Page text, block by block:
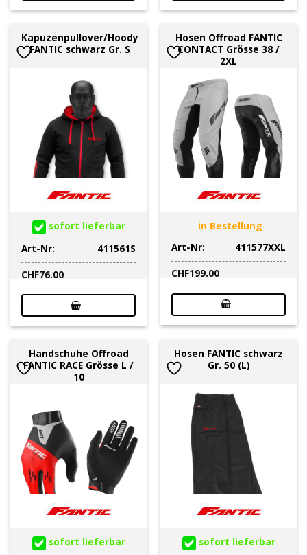
Kapuzenpullover/Hoody
FANTIC schwarz Gr. S
sofort lieferbar
Art-Nr:
411561S
CHF76.00
Hosen Offroad FANTIC
CONTACT Grösse 38 /
2XL
in Bestellung
Art-Nr:
411577XXL
CHF199.00
Handschuhe Offroad
FANTIC RACE Grösse L /
10
sofort lieferbar
Hosen FANTIC schwarz
Gr. 50 (L)
sofort lieferbar